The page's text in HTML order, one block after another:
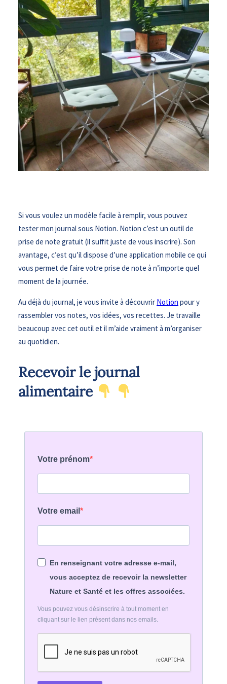
Si vous voulez un modèle facile à remplir, vous pouvez
tester mon journal sous Notion. Notion c’est un outil de
prise de note gratuit (il suffit juste de vous inscrire). Son
avantage, c’est qu’il dispose d’une application mobile ce qui
vous permet de faire votre prise de note à n’importe quel
moment de la journée.
Au déjà du journal, je vous invite à découvrir Notion pour y
rassembler vos notes, vos idées, vos recettes. Je travaille
beaucoup avec cet outil et il m’aide vraiment à m’organiser
au quotidien.
Recevoir le journal
alimentaire
Votre prénom
Votre email
En renseignant votre adresse e-mail,
vous acceptez de recevoir la newsletter
Nature et Santé et les offres associées.
Vous pouvez vous désinscrire à tout moment en
cliquant sur le lien présent dans nos emails.